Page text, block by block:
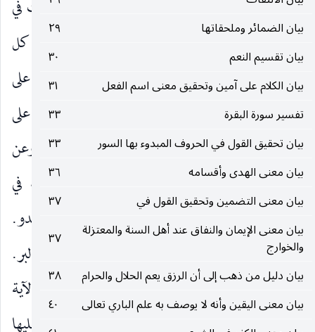
بيان الضمائر وملحقاتها
٢٩
بيان تقسيم النعم
٣٠
بيان الكلام على آمين وتحقيق معنى اسم الفعل
٣١
تفسير سورة البقرة
٣٣
بيان تحقيق القول في الحروف المبدوء بها السور
٣٣
بيان معنى الهدى وأقسامه
٣٦
بيان معنى التضمين وتحقيق القول في
٣٧
بيان معنى الإيمان والنفاق عند أهل السنة والمعتزلة
والخوارج
٣٧
بيان دليل من ذهب إلى أن الرزق يعم الحلال والحرام
٣٨
بيان معنى اليقين وأنه لا يوصف به علم الباري تعالى
٤٠
يكون المراد بالأول نوافل الصدقات أو حقوقا كانت في
المال سوى الزكاة. وفي الحديث «نسخت الزكاة كل
صدقة».( وَالْمُوفُونَ بِعَهْدِهِمْ إِذا عاهَدُوا عطف على
(مَنْ آمَنَ)
.
(وَالصَّابِرِينَ فِي الْبَأْساءِ وَالضَّرَّاءِ
نصبه على
المدح ولم يعطف لفضل الصبر على سائر الأعمال. وعن
الأزهري : البأساء في الأموال كالفقر ، والضراء في
الأنفس كالمرض. وَحِينَ الْبَأْسِ وقت مجاهدة العدو.
(أُولئِكَ الَّذِينَ صَدَقُوا في الدين واتباع الحق وطلب البر.
( وَأُولئِكَ هُمُ الْمُتَّقُونَ) عن الكفر وسائر الرذائل. والآية